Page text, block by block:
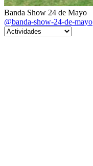
Banda Show 24 de Mayo
@banda-show-24-de-mayo